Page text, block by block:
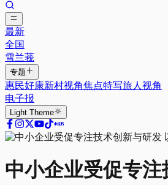
最新
全国
雪兰莪
专题
惠民好康新村视角焦点特写旅人视角
电子报
Light Theme
中小企业受促专